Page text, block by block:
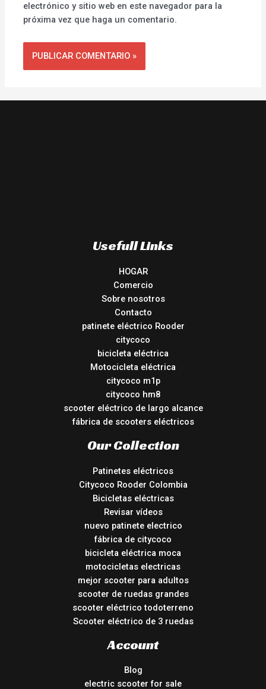
electrónico y sitio web en este navegador para la
próxima vez que haga un comentario.
Usefull Links
HOGAR
Comercio
Sobre nosotros
Contacto
patinete eléctrico Rooder
citycoco
bicicleta eléctrica
Motocicleta eléctrica
citycoco m1p
citycoco hm8
scooter eléctrico de largo alcance
fábrica de scooters eléctricos
Our Collection
Patinetes eléctricos
Citycoco Rooder Colombia
Bicicletas eléctricas
Revisar vídeos
nuevo patinete electrico
fábrica de citycoco
bicicleta eléctrica moca
motocicletas electricas
mejor scooter para adultos
scooter de ruedas grandes
scooter eléctrico todoterreno
Scooter eléctrico de 3 ruedas
Account
Blog
electric scooter for sale